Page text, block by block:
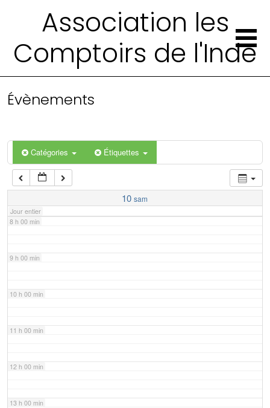
Association les
Comptoirs de l'Inde
Évènements
Catégories Étiquettes
10 sam
Jour entier
4 h 00 min
6 h 00 min
7 h 00 min
8 h 00 min
9 h 00 min
10 h 00 min
11 h 00 min
12 h 00 min
13 h 00 min